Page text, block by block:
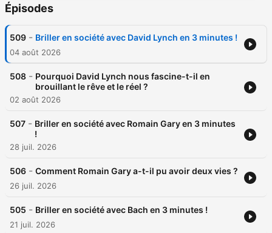
Épisodes
509 - Briller en société avec David Lynch en 3 minutes !
04 août 2026
508 - Pourquoi David Lynch nous fascine-t-il en
brouillant le rêve et le réel ?
02 août 2026
507 - Briller en société avec Romain Gary en 3 minutes
!
28 juil. 2026
506 - Comment Romain Gary a-t-il pu avoir deux vies ?
26 juil. 2026
505 - Briller en société avec Bach en 3 minutes !
21 juil. 2026